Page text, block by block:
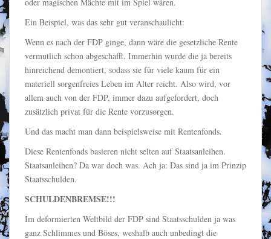
Ein Beispiel, was das sehr gut veranschaulicht:
Wenn es nach der FDP ginge, dann wäre die gesetzliche Rente
vermutlich schon abgeschafft. Immerhin wurde die ja bereits
hinreichend demontiert, sodass sie für viele kaum für ein
materiell sorgenfreies Leben im Alter reicht. Also wird, vor
allem auch von der FDP, immer dazu aufgefordert, doch
zusätzlich privat für die Rente vorzusorgen.
Und das macht man dann beispielsweise mit Rentenfonds.
Diese Rentenfonds basieren nicht selten auf Staatsanleihen.
Staatsanleihen? Da war doch was. Ach ja: Das sind ja im Prinzip
Staatsschulden.
SCHULDENBREMSE!!!
Im deformierten Weltbild der FDP sind Staatsschulden ja was
ganz Schlimmes und Böses, weshalb auch unbedingt die